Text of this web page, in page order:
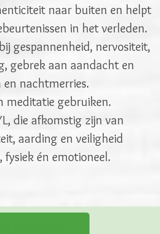
naar buiten en helpt
in het verleden.
gespannenheid, nervositeit,
gebrek aan aandacht en
nachtmerries.
meditatie gebruiken.
die afkomstig zijn van
aarding en veiligheid
fysiek én emotioneel.